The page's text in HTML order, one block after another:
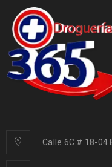
Calle 6C # 18-04